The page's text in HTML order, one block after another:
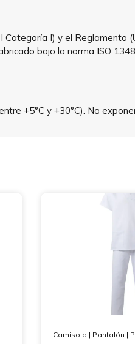
I) y el Reglamento
bajo la norma ISO
+5°C y +30°C). No
Camisola | Pantalón |